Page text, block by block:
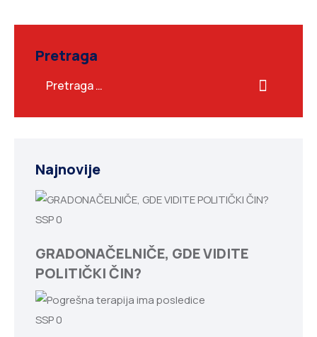
Pretraga
Najnovije
SSP0
GRADONAČELNIČE, GDE VIDITE
POLITIČKI ČIN?
SSP0